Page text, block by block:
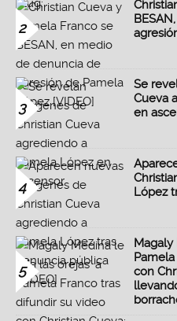
2
3
Se
Cueva
en
4
López
5
con